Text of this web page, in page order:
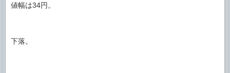
値幅は34円。
下落。